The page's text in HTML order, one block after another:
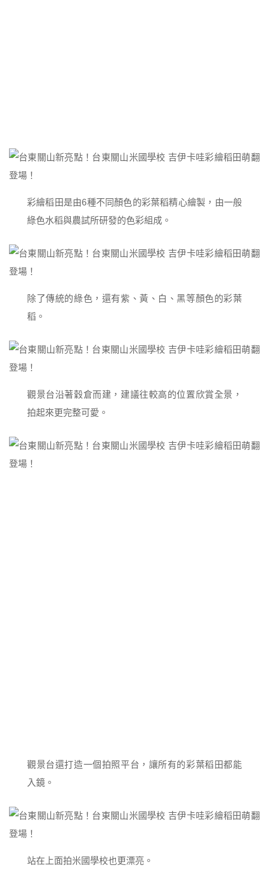
彩繪稻田是由6種不同顏色的彩葉稻精心繪製，由一般
綠色水稻與農試所研發的色彩組成。
除了傳統的綠色，還有紫、黃、白、黑等顏色的彩葉
稻。
觀景台沿著穀倉而建，建議往較高的位置欣賞全景，
拍起來更完整可愛。
觀景台還打造一個拍照平台，讓所有的彩葉稻田都能
入鏡。
站在上面拍米國學校也更漂亮。